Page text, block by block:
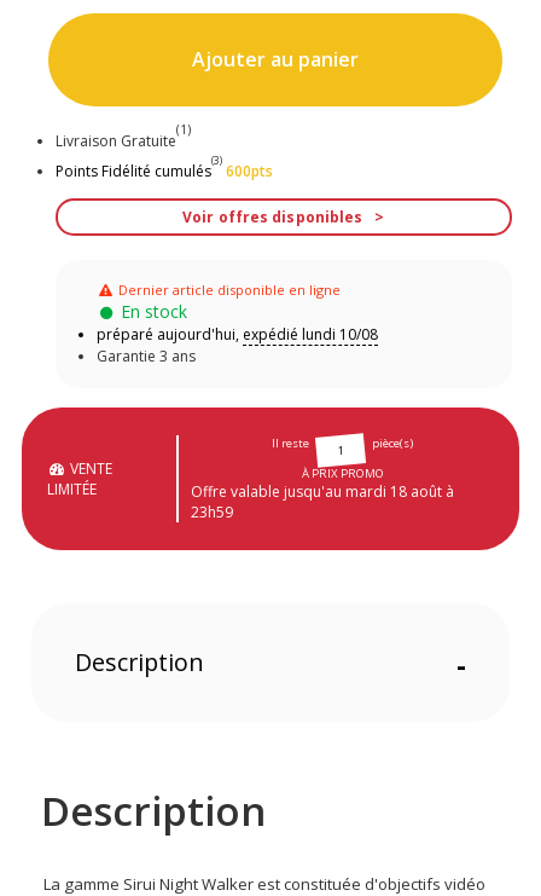
Ajouter au panier
Livraison Gratuite
(1)
Points Fidélité cumulés
(3)
600pts
Voir offres disponibles
Dernier article disponible en ligne
En stock
préparé aujourd'hui, expédié lundi 10/08
Garantie 3 ans
VENTE
LIMITÉE
Il reste 1
pièce(s)
À PRIX PROMO
Offre valable jusqu'au mardi 18 août à
23h59
Description -
Description
La gamme Sirui Night Walker est constituée d'objectifs vidéo